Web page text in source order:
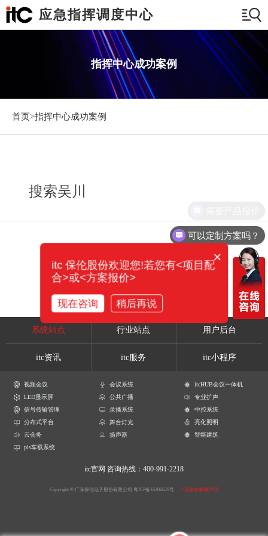
应急指挥调度中心
指挥中心成功案例
首页>指挥中心成功案例
搜索吴川
系统站点 行业站点 用户后台
itc资讯 itc服务 itc小程序
视频会议 会议系统
itcHUB会议一体机
LED显示屏
公共广播
专业扩声
信号传输管理
录播系统
中控系统
分布式平台
舞台灯光
亮化照明
云会务
扬声器
智能建筑
pis车载系统
itc官网 咨询热线：400-991-2218
Copyright © 广东保伦电子股份有限公司 粤ICP备16106620号 产品参数解释声明
可以定制方案吗？
×
itc 保伦股份欢迎您!若您有<项目配
合>或<方案报价>
现在咨询 稍后再说